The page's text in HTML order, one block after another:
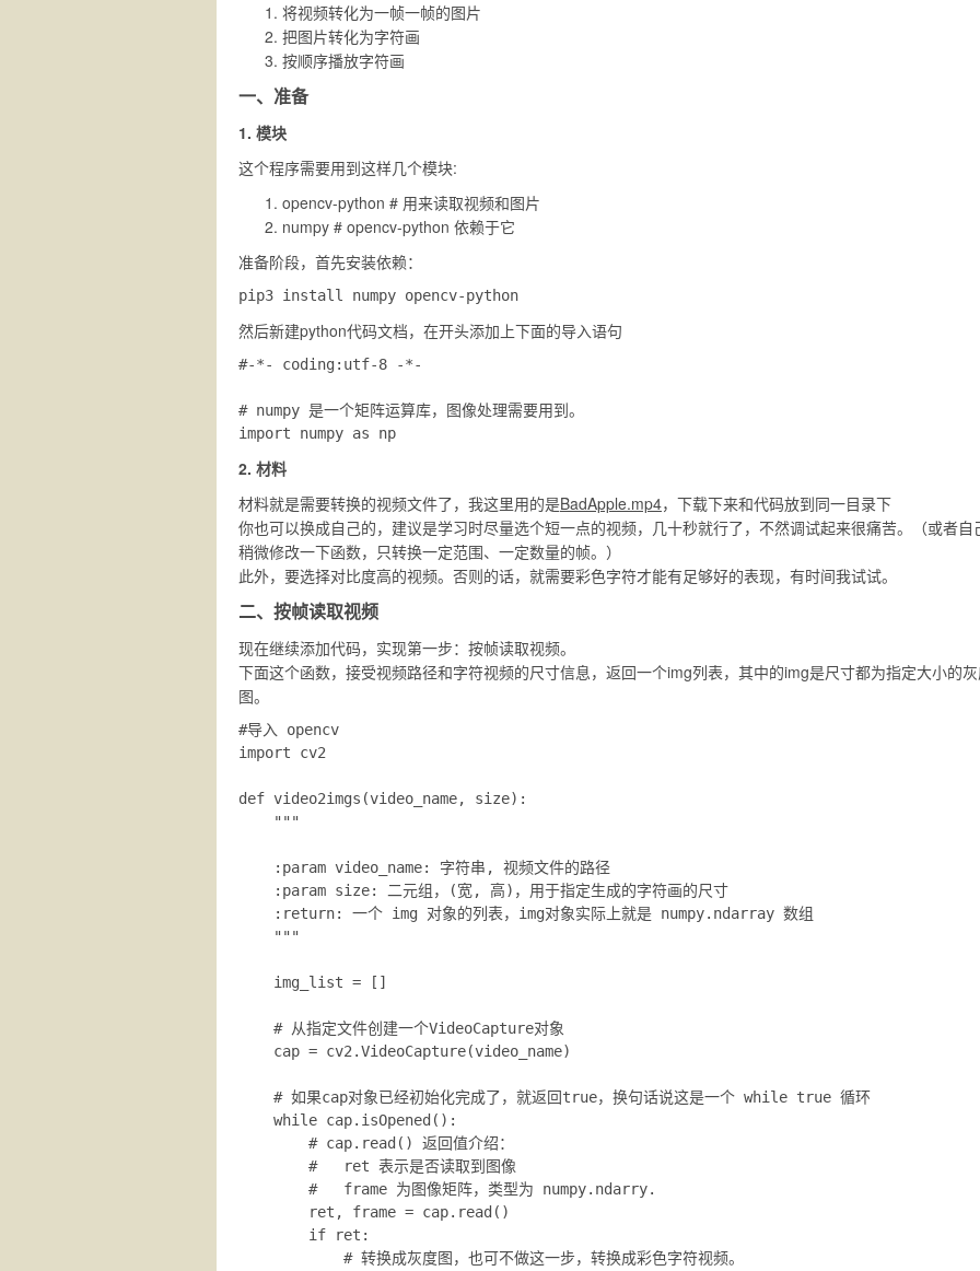
将视频转化为一帧一帧的图片
把图片转化为字符画
按顺序播放字符画
一、准备
1. 模块
这个程序需要用到这样几个模块:
opencv-python # 用来读取视频和图片
numpy # opencv-python 依赖于它
准备阶段，首先安装依赖：
然后新建python代码文档，在开头添加上下面的导入语句
#-*- coding:utf-8 -*-
# numpy 是一个矩阵运算库，图像处理需要用到。
2. 材料
材料就是需要转换的视频文件了，我这里用的是BadApple.mp4，下载下来和代码放到同一目录下
你也可以换成自己的，建议是学习时尽量选个短一点的视频，几十秒就行了，不然调试起来很痛苦。（或者自
稍微修改一下函数，只转换一定范围、一定数量的帧。）
此外，要选择对比度高的视频。否则的话，就需要彩色字符才能有足够好的表现，有时间我试试。
二、按帧读取视频
现在继续添加代码，实现第一步：按帧读取视频。
下面这个函数，接受视频路径和字符视频的尺寸信息，返回一个img列表，其中的img是尺寸都为指定大小的
图。
#导入 opencv
import cv2
def video2imgs(video_name, size):
    """
    :param video_name: 字符串, 视频文件的路径
    :param size: 二元组，(宽, 高)，用于指定生成的字符画的尺寸
    :return: 一个 img 对象的列表，img对象实际上就是 numpy.ndarray 数组
    """
    img_list = []
    # 从指定文件创建一个VideoCapture对象
    cap = cv2.VideoCapture(video_name)
    # 如果cap对象已经初始化完成了，就返回true，换句话说这是一个 while true 循环
    while cap.isOpened():
        # cap.read() 返回值介绍：
        #   ret 表示是否读取到图像
        #   frame 为图像矩阵，类型为 numpy.ndarry.
        ret, frame = cap.read()
        if ret:
            # 转换成灰度图，也可不做这一步，转换成彩色字符视频。